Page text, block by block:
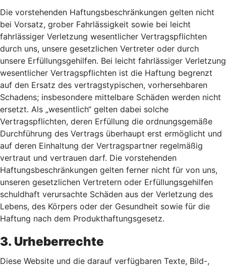
Die vorstehenden Haftungsbeschränkungen gelten nicht
bei Vorsatz, grober Fahrlässigkeit sowie bei leicht
fahrlässiger Verletzung wesentlicher Vertragspflichten
durch uns, unsere gesetzlichen Vertreter oder durch
unsere Erfüllungsgehilfen. Bei leicht fahrlässiger Verletzung
wesentlicher Vertragspflichten ist die Haftung begrenzt
auf den Ersatz des vertragstypischen, vorhersehbaren
Schadens; insbesondere mittelbare Schäden werden nicht
ersetzt. Als „wesentlich“ gelten dabei solche
Vertragspflichten, deren Erfüllung die ordnungsgemäße
Durchführung des Vertrags überhaupt erst ermöglicht und
auf deren Einhaltung der Vertragspartner regelmäßig
vertraut und vertrauen darf. Die vorstehenden
Haftungsbeschränkungen gelten ferner nicht für von uns,
unseren gesetzlichen Vertretern oder Erfüllungsgehilfen
schuldhaft verursachte Schäden aus der Verletzung des
Lebens, des Körpers oder der Gesundheit sowie für die
Haftung nach dem Produkthaftungsgesetz.
3. Urheberrechte
Diese Website und die darauf verfügbaren Texte, Bild-,